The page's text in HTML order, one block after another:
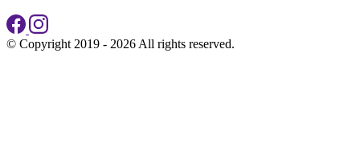
© Copyright 2019 - 2026 All rights reserved.